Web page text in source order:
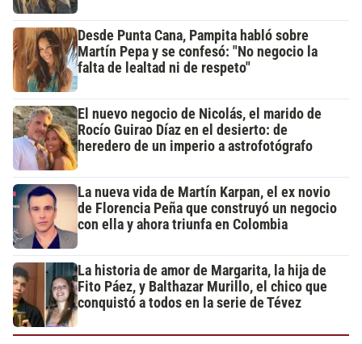
Desde Punta Cana, Pampita habló sobre
Martín Pepa y se confesó: "No negocio la
falta de lealtad ni de respeto"
El nuevo negocio de Nicolás, el marido de
Rocío Guirao Díaz en el desierto: de
heredero de un imperio a astrofotógrafo
La nueva vida de Martín Karpan, el ex novio
de Florencia Peña que construyó un negocio
con ella y ahora triunfa en Colombia
La historia de amor de Margarita, la hija de
Fito Páez, y Balthazar Murillo, el chico que
conquistó a todos en la serie de Tévez